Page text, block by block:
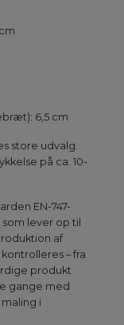
6,5 cm
store udvalg.
på ca. 10-
EN-747-
som lever op til
af
– fra
produkt
gange med
i